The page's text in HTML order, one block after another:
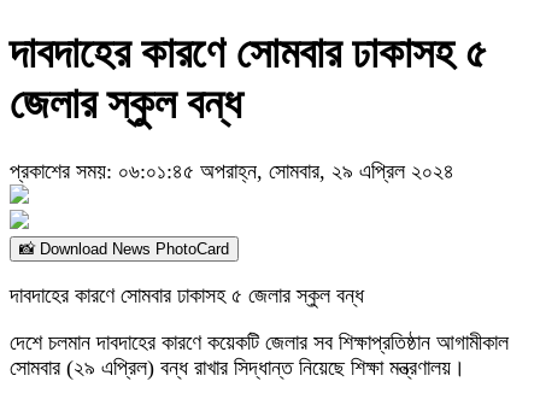
দাবদাহের কারণে সোমবার ঢাকাসহ ৫
জেলার স্কুল বন্ধ
প্রকাশের সময়: ০৬:০১:৪৫ অপরাহ্ন, সোমবার, ২৯ এপ্রিল ২০২৪
📸 Download News PhotoCard
দাবদাহের কারণে সোমবার ঢাকাসহ ৫ জেলার স্কুল বন্ধ
দেশে চলমান দাবদাহের কারণে কয়েকটি জেলার সব শিক্ষাপ্রতিষ্ঠান আগামীকাল
সোমবার (২৯ এপ্রিল) বন্ধ রাখার সিদ্ধান্ত নিয়েছে শিক্ষা মন্ত্রণালয়।